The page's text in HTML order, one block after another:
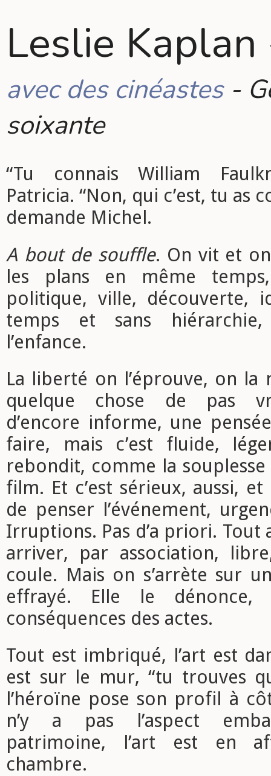
Leslie
avec des cinéastes-
soixante
“Tu connais William
Patricia. “Non, qui c’est, tu as
demande Michel.
A bout de souffle. On vit et
les plans en même
politique, ville, découverte,
temps et sans
l’enfance.
La liberté on l’éprouve, on la
quelque chose de pas
d’encore informe, une
faire, mais c’est fluide,
rebondit, comme la
film. Et c’est sérieux, aussi,
de penser l’événement,
Irruptions. Pas d’a priori.
arriver, par association,
coule. Mais on s’arrète sur
effrayé. Elle le
conséquences des actes.
Tout est imbriqué, l’art est
est sur le mur, “tu trouves
l’héroïne pose son profil à
n’y a pas l’aspect
patrimoine, l’art est en
chambre.